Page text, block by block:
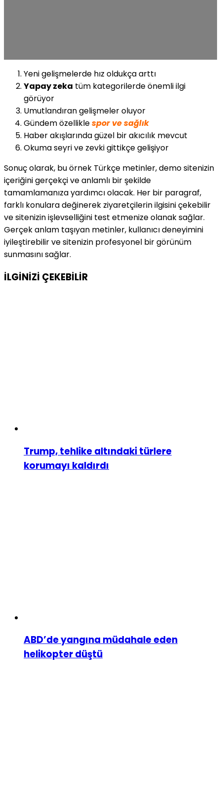
Yeni gelişmelerde hız oldukça arttı
Yapay zeka tüm kategorilerde önemli ilgi
görüyor
Umutlandıran gelişmeler oluyor
Gündem özelliklespor ve sağlık
Haber akışlarında güzel bir akıcılık mevcut
Okuma seyri ve zevki gittikçe gelişiyor
Sonuç olarak, bu örnek Türkçe metinler, demo sitenizin
içeriğini gerçekçi ve anlamlı bir şekilde
tamamlamanıza yardımcı olacak. Her bir paragraf,
farklı konulara değinerek ziyaretçilerin ilgisini çekebilir
ve sitenizin işlevselliğini test etmenize olanak sağlar.
Gerçek anlam taşıyan metinler, kullanıcı deneyimini
iyileştirebilir ve sitenizin profesyonel bir görünüm
sunmasını sağlar.
İLGİNİZİ ÇEKEBİLİR
Trump, tehlike altındaki türlere
korumayı kaldırdı
ABD’de yangına müdahale eden
helikopter düştü